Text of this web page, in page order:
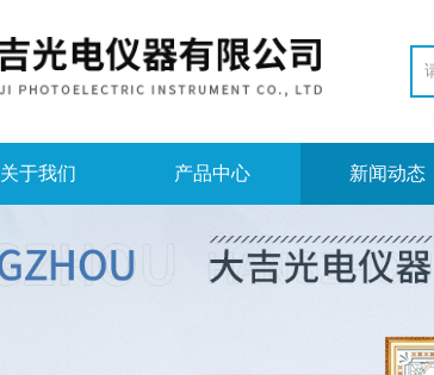
关于我们 产品中心 新闻动态